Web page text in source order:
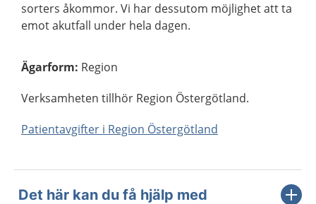
sorters åkommor. Vi har dessutom möjlighet att ta
emot akutfall under hela dagen.
Ägarform: Region
Verksamheten tillhör Region Östergötland.
Patientavgifter i Region Östergötland
Det här kan du få hjälp med